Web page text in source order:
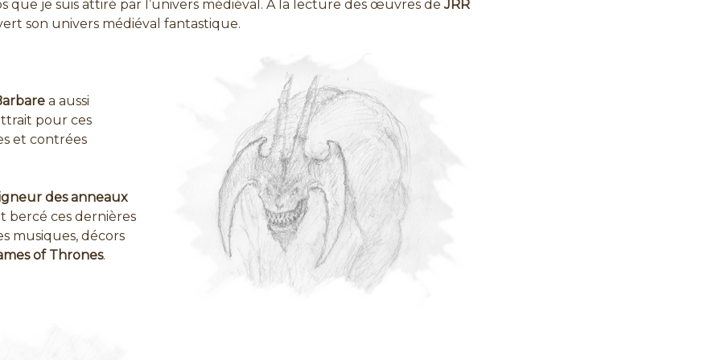
que je suis attiré par l’univers médiéval. A la lecture des œuvres deJRR
son univers médiéval fantastique.
a aussi
pour ces
et contrées
des anneaux
bercé ces dernières
musiques, décors
of Thrones.